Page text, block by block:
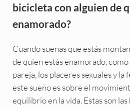
bicicleta con alguien de
enamorado?
Cuando sueñas que estás
de quien estás enamorado,
pareja, los placeres sexuales y la
este sueño es sobre el
equilibrio en la vida. Estas son